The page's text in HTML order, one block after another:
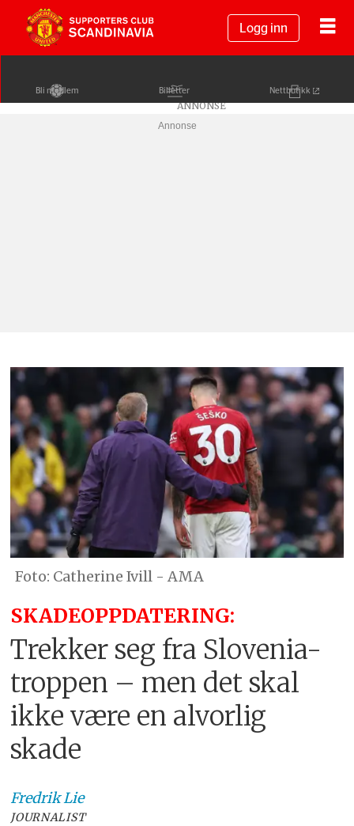
Logg inn
Bli medlem Billetter Nettbutikk
Annonse
Catherine Ivill - AMA
SKADEOPPDATERING:
Trekker seg fra Slovenia-
troppen – men det skal
ikke være en alvorlig
skade
FredrikLie
JOURNALIST